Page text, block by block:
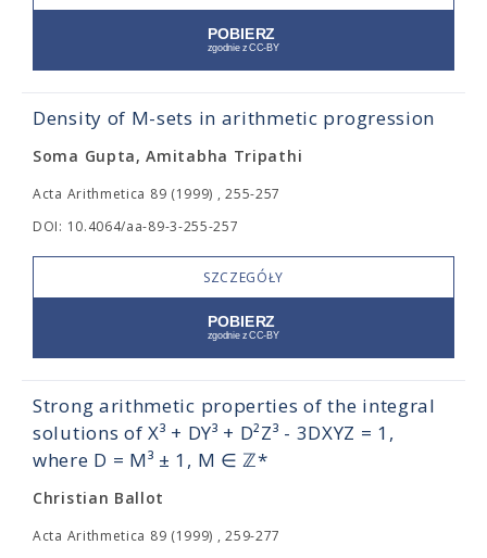
Density of M-sets in arithmetic progression
Soma Gupta, Amitabha Tripathi
Acta Arithmetica 89 (1999) , 255-257
DOI: 10.4064/aa-89-3-255-257
SZCZEGÓŁY
Strong arithmetic properties of the integral
solutions of X³ + DY³ + D²Z³ - 3DXYZ = 1,
where D = M³ ± 1, M ∈ ℤ*
Christian Ballot
Acta Arithmetica 89 (1999) , 259-277